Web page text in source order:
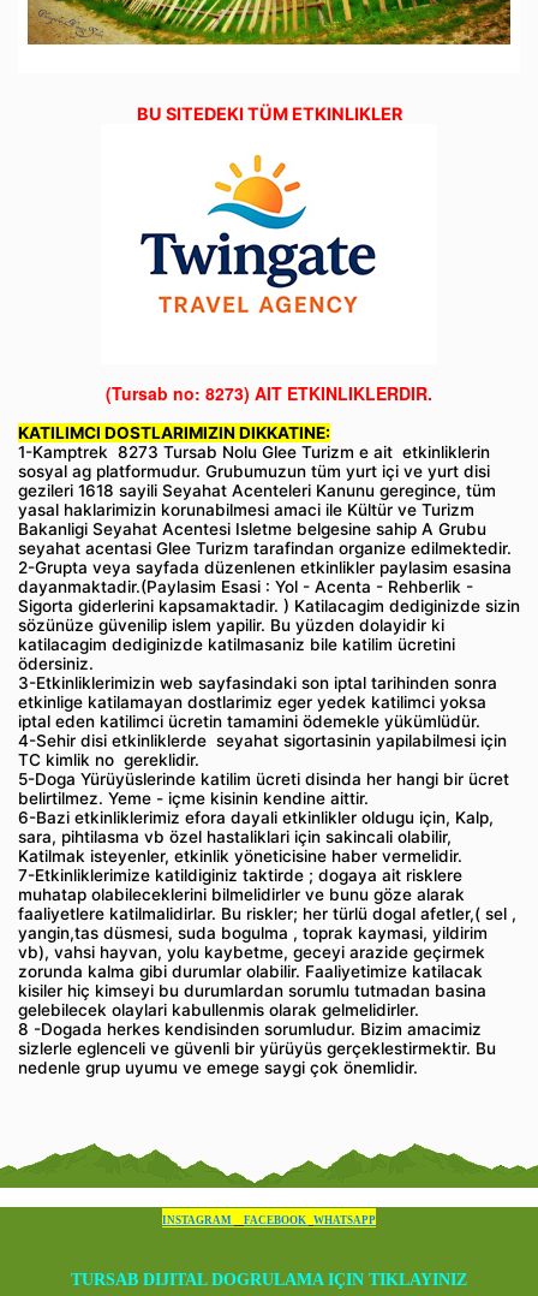
BU SITEDEKI TÜM ETKINLIKLER
(Tursab no: 8273) AIT ETKINLIKLERDIR.
KATILIMCI DOSTLARIMIZIN DIKKATINE:
1-Kamptrek 8273 Tursab Nolu Glee Turizm e ait etkinliklerin
sosyal ag platformudur. Grubumuzun tüm yurt içi ve yurt disi
gezileri 1618 sayili Seyahat Acenteleri Kanunu geregince, tüm
yasal haklarimizin korunabilmesi amaci ile Kültür ve Turizm
Bakanligi Seyahat Acentesi Isletme belgesine sahip A Grubu
seyahat acentasi Glee Turizm tarafindan organize edilmektedir.
2-Grupta veya sayfada düzenlenen etkinlikler paylasim esasina
dayanmaktadir.(Paylasim Esasi : Yol - Acenta - Rehberlik -
Sigorta giderlerini kapsamaktadir. ) Katilacagim dediginizde sizin
sözünüze güvenilip islem yapilir. Bu yüzden dolayidir ki
katilacagim dediginizde katilmasaniz bile katilim ücretini
ödersiniz.
3-Etkinliklerimizin web sayfasindaki son iptal tarihinden sonra
etkinlige katilamayan dostlarimiz eger yedek katilimci yoksa
iptal eden katilimci ücretin tamamini ödemekle yükümlüdür.
4-Sehir disi etkinliklerde seyahat sigortasinin yapilabilmesi için
TC kimlik no gereklidir.
5-Doga Yürüyüslerinde katilim ücreti disinda her hangi bir ücret
belirtilmez. Yeme - içme kisinin kendine aittir.
6-Bazi etkinliklerimiz efora dayali etkinlikler oldugu için, Kalp,
sara, pihtilasma vb özel hastaliklari için sakincali olabilir,
Katilmak isteyenler, etkinlik yöneticisine haber vermelidir.
7-Etkinliklerimize katildiginiz taktirde ; dogaya ait risklere
muhatap olabileceklerini bilmelidirler ve bunu göze alarak
faaliyetlere katilmalidirlar. Bu riskler; her türlü dogal afetler,( sel ,
yangin,tas düsmesi, suda bogulma , toprak kaymasi, yildirim
vb), vahsi hayvan, yolu kaybetme, geceyi arazide geçirmek
zorunda kalma gibi durumlar olabilir. Faaliyetimize katilacak
kisiler hiç kimseyi bu durumlardan sorumlu tutmadan basina
gelebilecek olaylari kabullenmis olarak gelmelidirler.
8 -Dogada herkes kendisinden sorumludur. Bizim amacimiz
sizlerle eglenceli ve güvenli bir yürüyüs gerçeklestirmektir. Bu
nedenle grup uyumu ve emege saygi çok önemlidir.
INSTAGRAM FACEBOOK WHATSAPP
TURSAB DIJITAL DOGRULAMA IÇIN TIKLAYINIZ